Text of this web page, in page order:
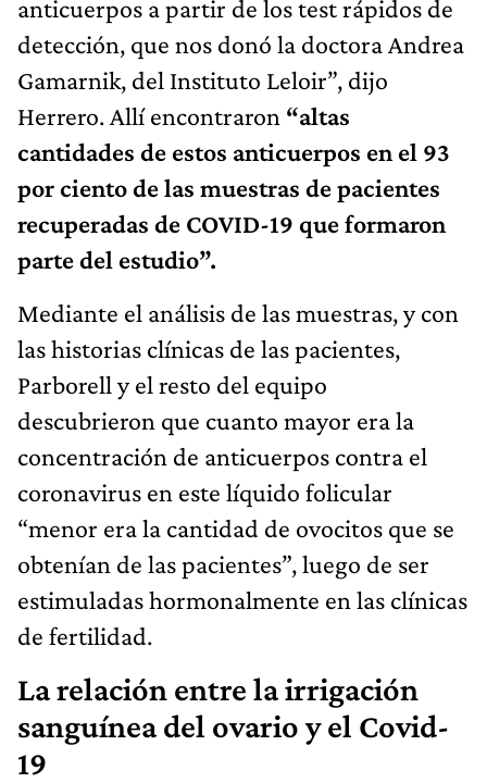
anticuerpos a partir de los test rápidos de
detección, que nos donó la doctora Andrea
Gamarnik, del Instituto Leloir”, dijo
Herrero. Allí encontraron “altas
cantidades de estos anticuerpos en el 93
por ciento de las muestras de pacientes
recuperadas de COVID-19 que formaron
parte del estudio”.
Mediante el análisis de las muestras, y con
las historias clínicas de las pacientes,
Parborell y el resto del equipo
descubrieron que cuanto mayor era la
concentración de anticuerpos contra el
coronavirus en este líquido folicular
“menor era la cantidad de ovocitos que se
obtenían de las pacientes”, luego de ser
estimuladas hormonalmente en las clínicas
de fertilidad.
La relación entre la irrigación
sanguínea del ovario y el Covid-
19